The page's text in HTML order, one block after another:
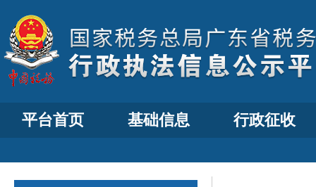
平台首页 基础信息 行政征收